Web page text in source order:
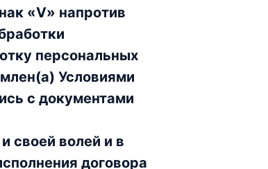
«V» напротив
персональных
Условиями
с документами
своей волей и в
договора